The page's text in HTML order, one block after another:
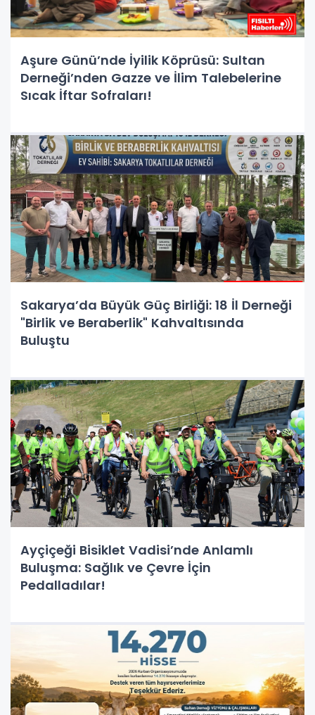
Aşure Günü’nde İyilik Köprüsü: Sultan
Derneği’nden Gazze ve İlim Talebelerine
Sıcak İftar Sofraları!
Sakarya’da Büyük Güç Birliği: 18 İl Derneği
"Birlik ve Beraberlik" Kahvaltısında
Buluştu
Ayçiçeği Bisiklet Vadisi’nde Anlamlı
Buluşma: Sağlık ve Çevre İçin
Pedalladılar!